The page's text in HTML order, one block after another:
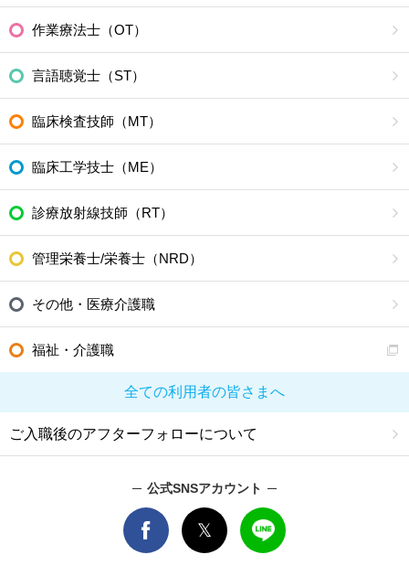
作業療法士（OT）
言語聴覚士（ST）
臨床検査技師（MT）
臨床工学技士（ME）
診療放射線技師（RT）
管理栄養士/栄養士（NRD）
その他・医療介護職
福祉・介護職
全ての利用者の皆さまへ
ご入職後のアフターフォローについて
公式SNSアカウント